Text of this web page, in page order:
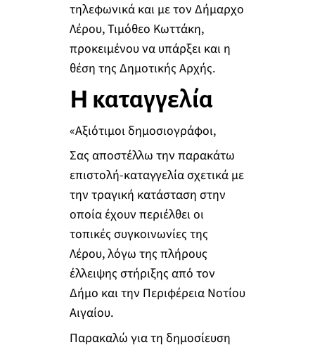
τηλεφωνικά και με τον Δήμαρχο
Λέρου, Τιμόθεο Κωττάκη,
προκειμένου να υπάρξει και η
θέση της Δημοτικής Αρχής.
Η καταγγελία
«Αξιότιμοι δημοσιογράφοι,
Σας αποστέλλω την παρακάτω
επιστολή-καταγγελία σχετικά με
την τραγική κατάσταση στην
οποία έχουν περιέλθει οι
τοπικές συγκοινωνίες της
Λέρου, λόγω της πλήρους
έλλειψης στήριξης από τον
Δήμο και την Περιφέρεια Νοτίου
Αιγαίου.
Παρακαλώ για τη δημοσίευση